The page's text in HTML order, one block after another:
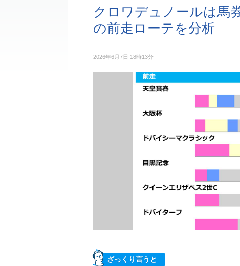
クロワデュノールは馬
の前走ローテを分析
2026年6月7日 18時13分
ざっくり言うと